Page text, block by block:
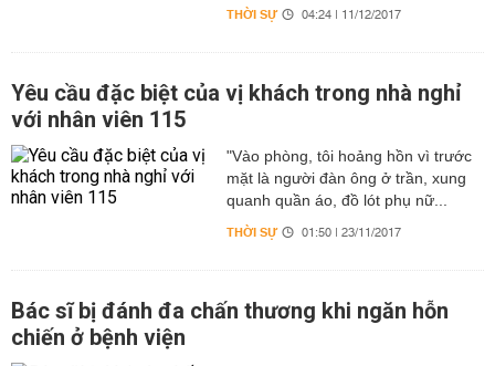
THỜI SỰ 04:24 | 11/12/2017
Yêu cầu đặc biệt của vị khách trong nhà nghỉ
với nhân viên 115
"Vào phòng, tôi hoảng hồn vì trước
mặt là người đàn ông ở trần, xung
quanh quần áo, đồ lót phụ nữ...
THỜI SỰ 01:50 | 23/11/2017
Bác sĩ bị đánh đa chấn thương khi ngăn hỗn
chiến ở bệnh viện